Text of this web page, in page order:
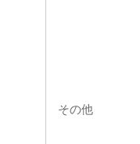
その他